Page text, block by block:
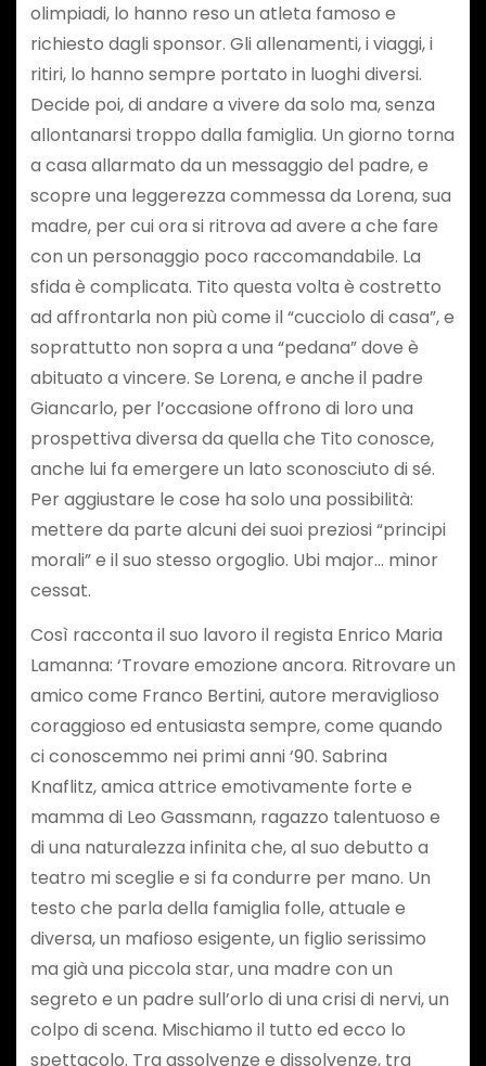
olimpiadi, lo hanno reso un atleta famoso e
richiesto dagli sponsor. Gli allenamenti, i viaggi, i
ritiri, lo hanno sempre portato in luoghi diversi.
Decide poi, di andare a vivere da solo ma, senza
allontanarsi troppo dalla famiglia. Un giorno torna
a casa allarmato da un messaggio del padre, e
scopre una leggerezza commessa da Lorena, sua
madre, per cui ora si ritrova ad avere a che fare
con un personaggio poco raccomandabile. La
sfida è complicata. Tito questa volta è costretto
ad affrontarla non più come il “cucciolo di casa”, e
soprattutto non sopra a una “pedana” dove è
abituato a vincere. Se Lorena, e anche il padre
Giancarlo, per l’occasione offrono di loro una
prospettiva diversa da quella che Tito conosce,
anche lui fa emergere un lato sconosciuto di sé.
Per aggiustare le cose ha solo una possibilità:
mettere da parte alcuni dei suoi preziosi “principi
morali” e il suo stesso orgoglio. Ubi major… minor
cessat.
Così racconta il suo lavoro il regista Enrico Maria
Lamanna: ‘Trovare emozione ancora. Ritrovare un
amico come Franco Bertini, autore meraviglioso
coraggioso ed entusiasta sempre, come quando
ci conoscemmo nei primi anni ‘90. Sabrina
Knaflitz, amica attrice emotivamente forte e
mamma di Leo Gassmann, ragazzo talentuoso e
di una naturalezza infinita che, al suo debutto a
teatro mi sceglie e si fa condurre per mano. Un
testo che parla della famiglia folle, attuale e
diversa, un mafioso esigente, un figlio serissimo
ma già una piccola star, una madre con un
segreto e un padre sull’orlo di una crisi di nervi, un
colpo di scena. Mischiamo il tutto ed ecco lo
spettacolo. Tra assolvenze e dissolvenze, tra